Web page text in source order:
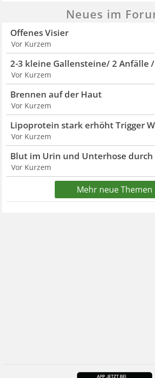
Neues im
Offenes Visier
Vor Kurzem
2-3 kleine Gallensteine/ 2 Anfälle
Vor Kurzem
Brennen auf der Haut
Vor Kurzem
Lipoprotein stark erhöht Trigger
Vor Kurzem
Blut im Urin und Unterhose durch
Vor Kurzem
Mehr neue Themen